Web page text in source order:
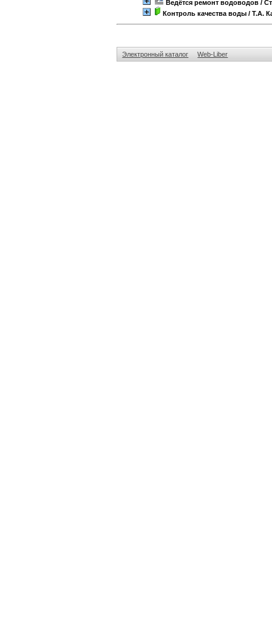
Ведётся ремонт водоводов /
Контроль качества воды / Т.А.
Электронный каталог Web-Liber